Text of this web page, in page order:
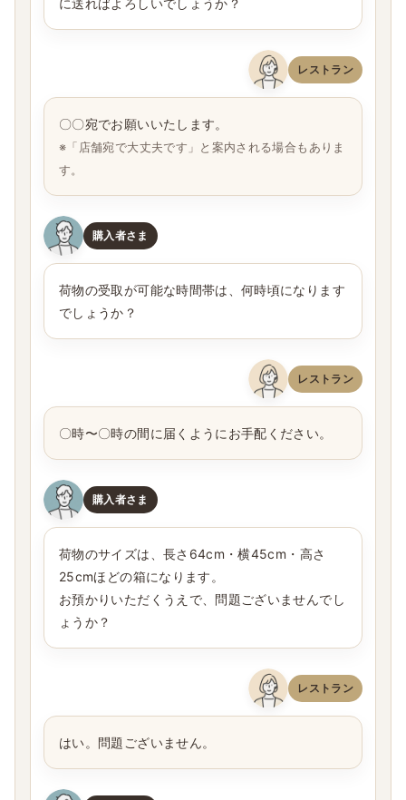
レストラン
〇〇宛でお願いいたします。
※「店舗宛で大丈夫です」と案内される場合もありま
す。
購入者さま
荷物の受取が可能な時間帯は、何時頃になります
でしょうか？
レストラン
〇時〜〇時の間に届くようにお手配ください。
購入者さま
荷物のサイズは、長さ64cm・横45cm・高さ
25cmほどの箱になります。
お預かりいただくうえで、問題ございませんでし
ょうか？
レストラン
はい。問題ございません。